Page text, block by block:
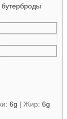
6g | Жир: 6g